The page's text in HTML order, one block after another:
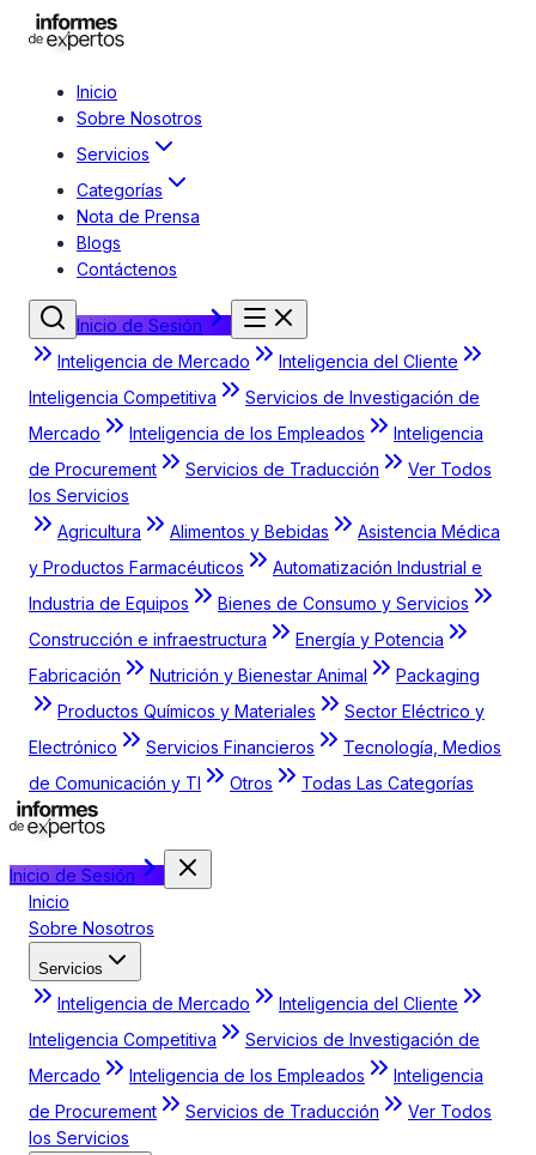
Inicio
Sobre Nosotros
Servicios
Categorías
Nota de Prensa
Blogs
Contáctenos
Inicio de Sesión
Inteligencia de Mercado
Inteligencia del Cliente
Inteligencia Competitiva
Servicios de Investigación de
Mercado
Inteligencia de los Empleados
Inteligencia
de Procurement
Servicios de Traducción
Ver Todos
los Servicios
Agricultura
Alimentos y Bebidas
Asistencia Médica
y Productos Farmacéuticos
Automatización Industrial e
Industria de Equipos
Bienes de Consumo y Servicios
Construcción e infraestructura
Energía y Potencia
Fabricación
Nutrición y Bienestar Animal
Packaging
Productos Químicos y Materiales
Sector Eléctrico y
Electrónico
Servicios Financieros
Tecnología, Medios
de Comunicación y TI
Otros Todas Las Categorías
Inicio de Sesión
Inicio
Sobre Nosotros
Servicios
Inteligencia de Mercado
Inteligencia del Cliente
Inteligencia Competitiva
Servicios de Investigación de
Mercado
Inteligencia de los Empleados
Inteligencia
de Procurement
Servicios de Traducción
Ver Todos
los Servicios